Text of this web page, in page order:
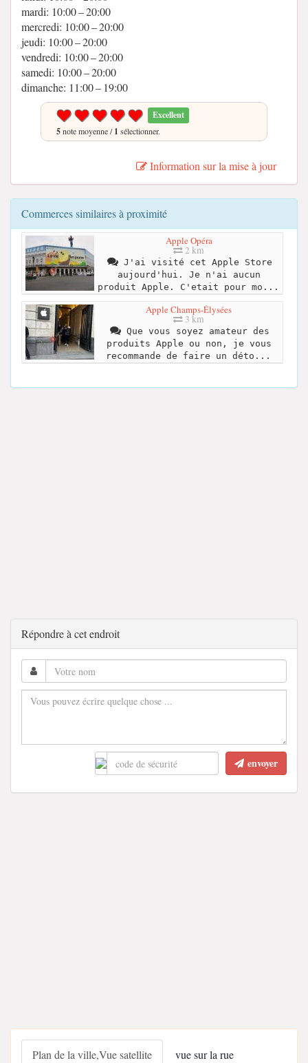
mardi: 10:00 – 20:00
mercredi: 10:00 – 20:00
jeudi: 10:00 – 20:00
vendredi: 10:00 – 20:00
samedi: 10:00 – 20:00
dimanche: 11:00 – 19:00
Excellent
5note moyenne /1 sélectionner.
Information sur la mise à jour
Commerces similaires à proximité
Apple Opéra
2 km
J'ai visité cet Apple Store
aujourd'hui. Je n'ai aucun
produit Apple. C'etait pour mo...
Apple Champs-Élysées
3 km
Que vous soyez amateur des
produits Apple ou non, je vous
recommande de faire un déto...
Répondre à cet endroit
envoyer
Plan de la ville,Vue satellite vue sur la rue